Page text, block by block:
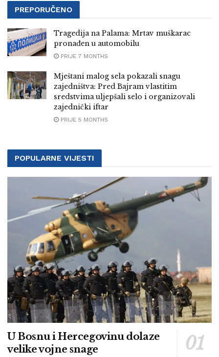
PREPORUČENO
Tragedija na Palama: Mrtav muškarac
pronađen u automobilu
PRIJE 7 MONTHS
Mještani malog sela pokazali snagu
zajedništva: Pred Bajram vlastitim
sredstvima uljepšali selo i organizovali
zajednički iftar
PRIJE 5 MONTHS
POPULARNE VIJESTI
U Bosnu i Hercegovinu dolaze
velike vojne snage